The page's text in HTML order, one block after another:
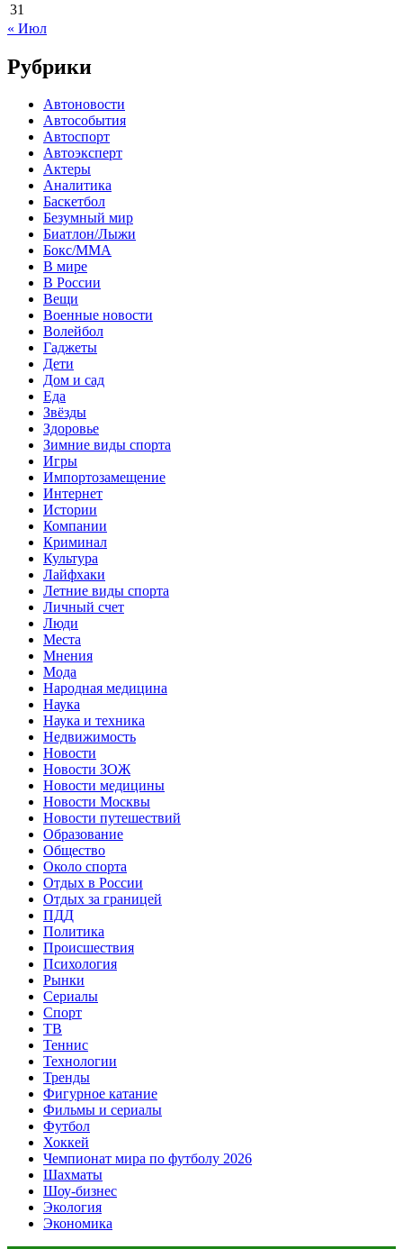
31
« Июл
Рубрики
Автоновости
Автособытия
Автоспорт
Автоэксперт
Актеры
Аналитика
Баскетбол
Безумный мир
Биатлон/Лыжи
Бокс/MMA
В мире
В России
Вещи
Военные новости
Волейбол
Гаджеты
Дети
Дом и сад
Еда
Звёзды
Здоровье
Зимние виды спорта
Игры
Импортозамещение
Интернет
Истории
Компании
Криминал
Культура
Лайфхаки
Летние виды спорта
Личный счет
Люди
Места
Мнения
Мода
Народная медицина
Наука
Наука и техника
Недвижимость
Новости
Новости ЗОЖ
Новости медицины
Новости Москвы
Новости путешествий
Образование
Общество
Около спорта
Отдых в России
Отдых за границей
ПДД
Политика
Происшествия
Психология
Рынки
Сериалы
Спорт
ТВ
Теннис
Технологии
Тренды
Фигурное катание
Фильмы и сериалы
Футбол
Хоккей
Чемпионат мира по футболу 2026
Шахматы
Шоу-бизнес
Экология
Экономика